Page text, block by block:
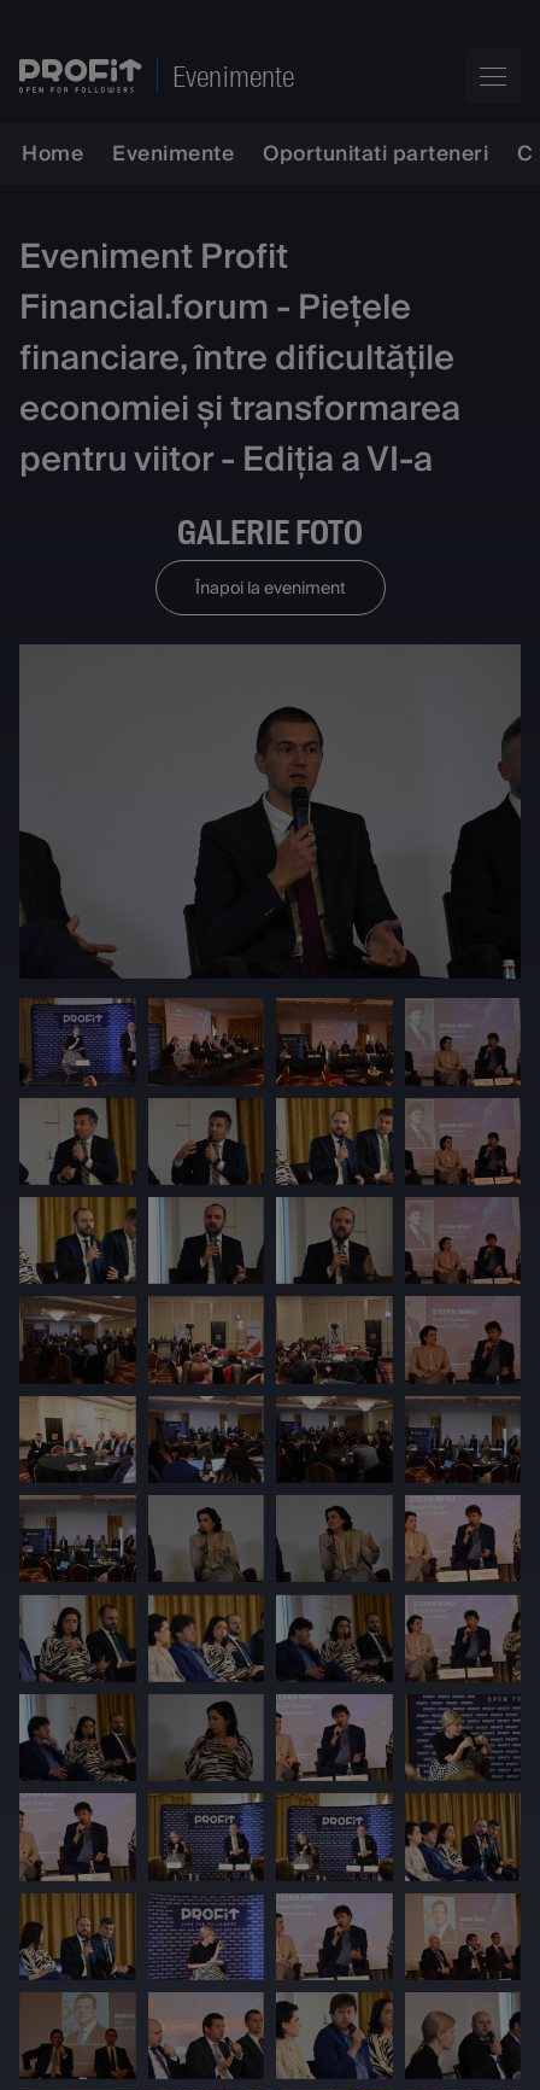
Evenimente
Home Evenimente Oportunitati parteneri
Eveniment Profit
Financial.forum - Piețele
financiare, între dificultățile
economiei și transformarea
pentru viitor - Ediția a VI-a
GALERIE FOTO
Înapoi la eveniment